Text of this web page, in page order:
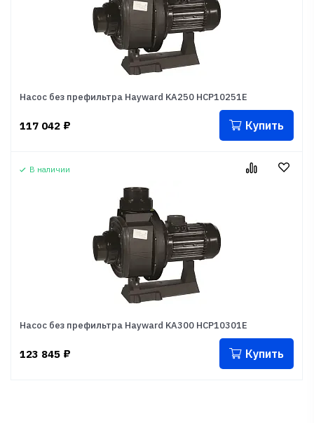
Насос без префильтра Hayward KA250 HCP10251E
117 042 ₽ Купить
В наличии
Насос без префильтра Hayward KA300 HCP10301E
123 845 ₽ Купить